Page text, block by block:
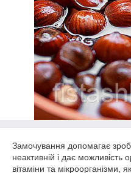
Замочування допомагає
неактивній і дає можливість
вітаміни та мікроорганізми,